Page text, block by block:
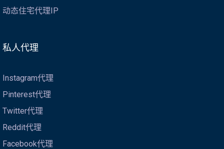
动态住宅代理IP
私人代理
Instagram代理
Pinterest代理
Twitter代理
Reddit代理
Facebook代理